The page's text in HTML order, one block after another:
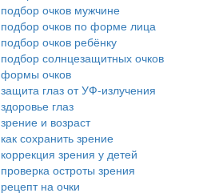
подбор очков мужчине
подбор очков по форме лица
подбор очков ребёнку
подбор солнцезащитных очков
формы очков
защита глаз от УФ-излучения
здоровье глаз
зрение и возраст
как сохранить зрение
коррекция зрения у детей
проверка остроты зрения
рецепт на очки